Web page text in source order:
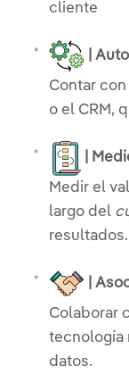
cliente
|
Contar
o el CRM,
|
Medir el
largo del
resultados.
|
Colaborar
tecnología
datos.